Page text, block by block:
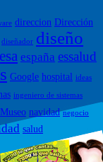
direccion Dirección
diseñador diseño
españa essalud
Google hospital ideas
ingeniero de sistemas
Museo navidad negocio
salud